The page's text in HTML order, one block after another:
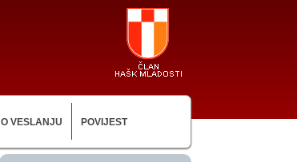
O VESLANJU POVIJEST